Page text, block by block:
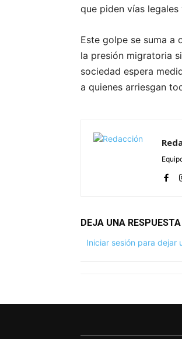
que piden vías
Este golpe se suma a
la presión migratoria
sociedad espera
a quienes arriesgan
DEJA UNA RESPUESTA
Iniciar sesión para dejar